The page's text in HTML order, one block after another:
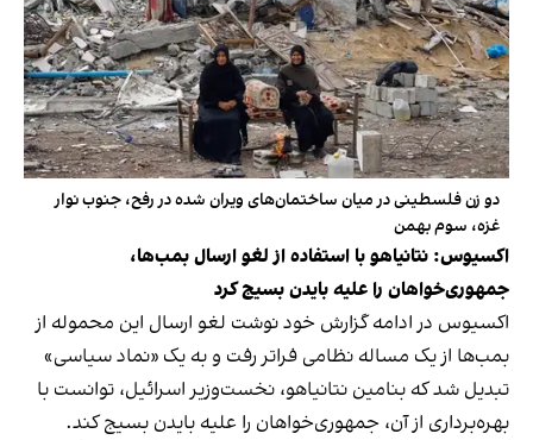
دو زن فلسطینی در میان ساختمان‌های ویران شده در رفح، جنوب نوار
غزه، سوم بهمن
اکسیوس: نتانیاهو با استفاده از لغو ارسال بمب‌ها،
جمهوری‌خواهان را علیه بایدن بسیج کرد
اکسیوس در ادامه گزارش خود نوشت لغو ارسال این محموله از
بمب‌ها از یک مساله نظامی فراتر رفت و به یک «نماد سیاسی»
تبدیل شد که بنامین نتانیاهو، نخست‌وزیر اسرائیل، توانست با
بهره‌برداری از آن، جمهوری‌خواهان را علیه بایدن بسیج کند.